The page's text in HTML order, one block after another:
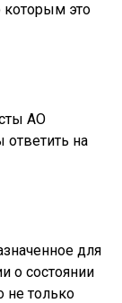
которым это
АО
ответить на
для
о состоянии
не только